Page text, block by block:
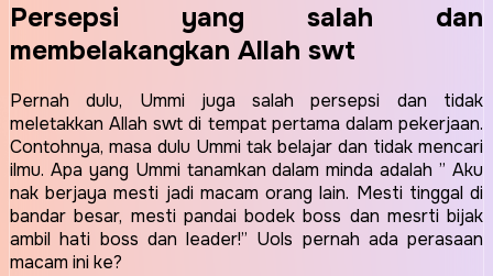
Persepsi yang salah dan
membelakangkan Allah swt
Pernah dulu, Ummi juga salah persepsi dan tidak
meletakkan Allah swt di tempat pertama dalam pekerjaan.
Contohnya, masa dulu Ummi tak belajar dan tidak mencari
ilmu. Apa yang Ummi tanamkan dalam minda adalah ” Aku
nak berjaya mesti jadi macam orang lain. Mesti tinggal di
bandar besar, mesti pandai bodek boss dan mesrti bijak
ambil hati boss dan leader!” Uols pernah ada perasaan
macam ini ke?